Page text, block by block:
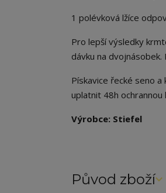
1 polévková lžíce
Pro lepší výsledky
dávku na
Pískavice řecké seno
uplatnit 48h ochrannou
Výrobce: Stiefel
Původ zboží